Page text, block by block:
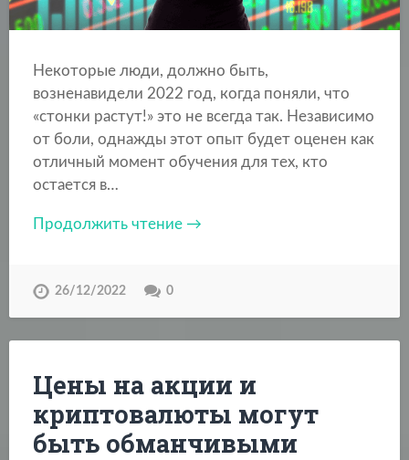
Некоторые люди, должно быть,
возненавидели 2022 год, когда поняли, что
«стонки растут!» это не всегда так. Независимо
от боли, однажды этот опыт будет оценен как
отличный момент обучения для тех, кто
остается в…
Продолжить чтение →
26/12/2022 0
Цены на акции и
криптовалюты могут
быть обманчивыми